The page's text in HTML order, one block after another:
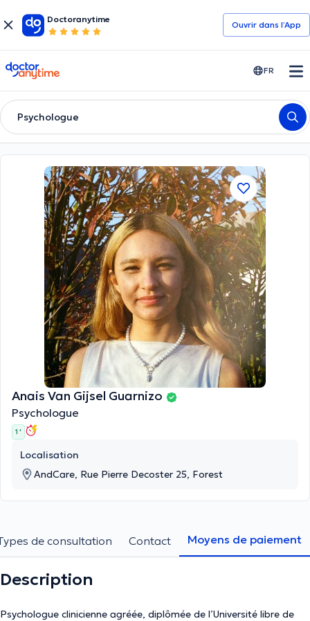
Doctoranytime
Ouvrir dans l’App
doctoranytime FR
Psychologue
Anais Van Gijsel Guarnizo
Psychologue
1 '
Localisation
AndCare, Rue Pierre Decoster 25, Forest
de consultation Contact Moyens de paiement
Description
Psychologue clinicienne agréée, diplômée de l’Université libre de